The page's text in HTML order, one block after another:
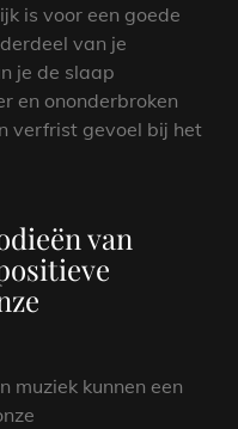
is voor een goede
van je
je de slaap
en ononderbroken
verfrist gevoel bij het
van
muziek kunnen een